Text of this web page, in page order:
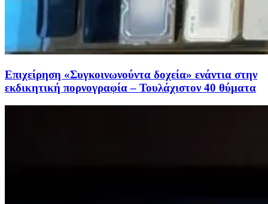
Επιχείρηση «Συγκοινωνούντα δοχεία» ενάντια στην
εκδικητική πορνογραφία – Τουλάχιστον 40 θύματα